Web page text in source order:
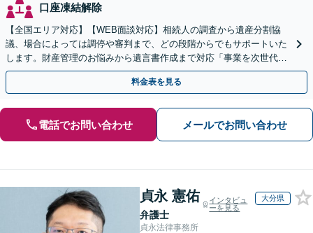
口座凍結解除
【全国エリア対応】【WEB面談対応】相続人の調査から遺産分割協
議、場合によっては調停や審判まで、どの段階からでもサポートいた
します。財産管理のお悩みから遺言書作成まで対応「事業を次世代に
引き継ぐ安心の事業承継をサポート」【完全個室相談】
料金表を見る
電話でお問い合わせ メールでお問い合わせ
貞永 憲佑
弁護士
インタビュ
ーを見る
大分県
貞永法律事務所